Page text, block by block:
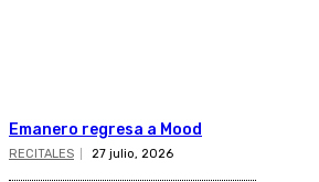
Emanero regresa a Mood
RECITALES 27 julio, 2026